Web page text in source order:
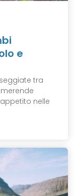
e
tra
nelle